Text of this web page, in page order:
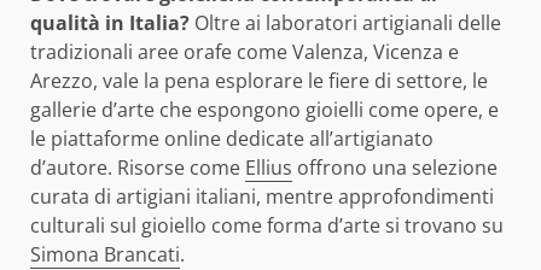
qualità in Italia? Oltre ai laboratori artigianali delle
tradizionali aree orafe come Valenza, Vicenza e
Arezzo, vale la pena esplorare le fiere di settore, le
gallerie d’arte che espongono gioielli come opere, e
le piattaforme online dedicate all’artigianato
d’autore. Risorse come Ellius offrono una selezione
curata di artigiani italiani, mentre approfondimenti
culturali sul gioiello come forma d’arte si trovano su
Simona Brancati.